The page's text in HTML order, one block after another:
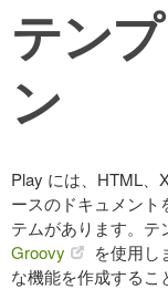
テン
ン
Play には、HTML、
ースのドキュメント
テムがあります。テ
Groovy
を使用し
な機能を作成するこ